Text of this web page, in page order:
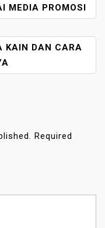
MEDIA PROMOSI
KAIN DAN CARA
Required